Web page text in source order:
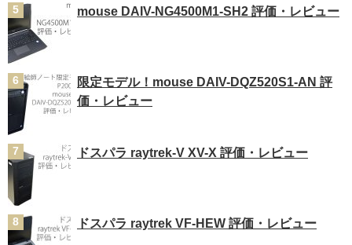
mouse DAIV-NG4500M1-SH2 評価・レビュー
限定モデル！mouse DAIV-DQZ520S1-AN 評
価・レビュー
ドスパラ raytrek-V XV-X 評価・レビュー
ドスパラ raytrek VF-HEW 評価・レビュー